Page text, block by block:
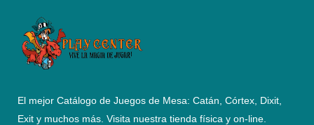
El mejor Catálogo de Juegos de Mesa: Catán, Córtex, Dixit,
Exit y muchos más. Visita nuestra tienda física y on-line.